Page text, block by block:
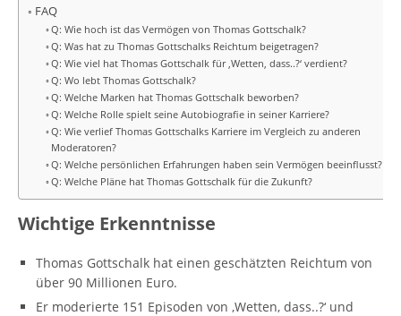
FAQ
Q: Wie hoch ist das Vermögen von Thomas Gottschalk?
Q: Was hat zu Thomas Gottschalks Reichtum beigetragen?
Q: Wie viel hat Thomas Gottschalk für ‚Wetten, dass..?‘ verdient?
Q: Wo lebt Thomas Gottschalk?
Q: Welche Marken hat Thomas Gottschalk beworben?
Q: Welche Rolle spielt seine Autobiografie in seiner Karriere?
Q: Wie verlief Thomas Gottschalks Karriere im Vergleich zu anderen
Moderatoren?
Q: Welche persönlichen Erfahrungen haben sein Vermögen beeinflusst?
Q: Welche Pläne hat Thomas Gottschalk für die Zukunft?
Wichtige Erkenntnisse
Thomas Gottschalk hat einen geschätzten Reichtum von
über 90 Millionen Euro.
Er moderierte 151 Episoden von ‚Wetten, dass..?‘ und